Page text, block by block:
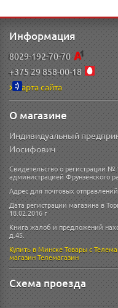
Информация
8029-192-70-70
+375 29 858-00-18
Карта сайта
О магазине
Индивидуальный
Иосифович
Свидетельство о регистрации №
администрацией Фрунзенского
Адрес для почтовых
Дата регистрации магазина в
18.02.2016 г
Книга жалоб и предложений
д.45.
Купить в МинскеТовары с
магазинТелемагазин
Схема проезда